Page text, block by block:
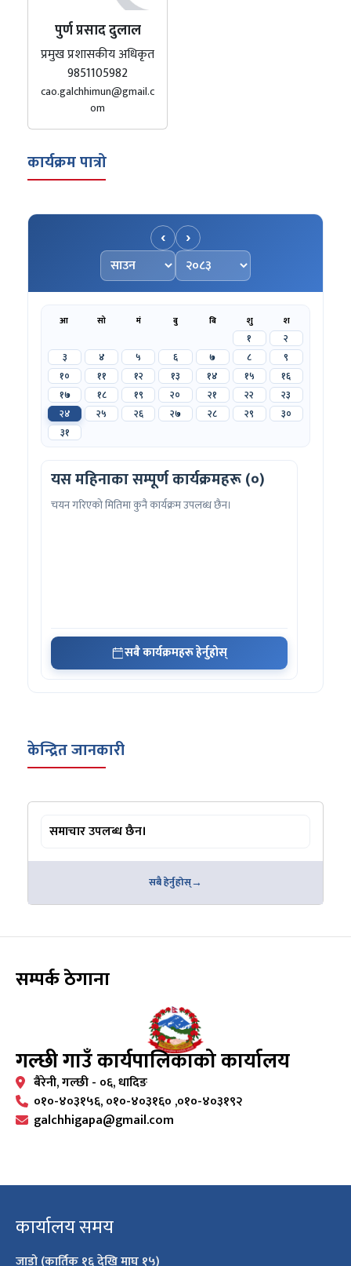
पुर्ण प्रसाद दुलाल
प्रमुख प्रशासकीय अधिकृत
9851105982
cao.galchhimun@gmail.c
om
कार्यक्रम पात्रो
‹
महिना चयन गर्नुहोस्
वर्ष चयन गर्नुहोस्
›
आ सो मं बु बि शु श
१
२
३
४ ५ ६ ७ ८
९
१०
११ १२ १३ १४ १५
१६
१७
१८ १९ २० २१ २२
२३
२४
२५ २६ २७ २८ २९
३०
३१
यस महिनाका सम्पूर्ण कार्यक्रमहरू (०)
चयन गरिएको मितिमा कुनै कार्यक्रम उपलब्ध छैन।
सबै कार्यक्रमहरू हेर्नुहोस्
केन्द्रित जानकारी
समाचार उपलब्ध छैन।
सबै हेर्नुहोस्
सम्पर्क ठेगाना
गल्छी गाउँ कार्यपालिकाको कार्यालय
बैरेनी, गल्छी - ०६, धादिङ
०१०-४०३१५६, ०१०-४०३१६० ,०१०-४०३१९२
galchhigapa@gmail.com
कार्यालय समय